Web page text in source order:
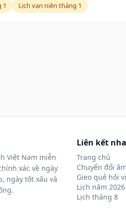
1
Lịch vạn niên tháng 1
Việt Nam miễn
xác về ngày
ngày tốt xấu và
Liên kết
Trang chủ
Chuyển đổi
Gieo quẻ hỏi
Lịch năm 2026
Lịch tháng 8